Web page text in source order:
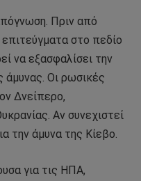
Πριν από
στο πεδίο
να εξασφαλίσει την
άμυνας. Οι ρωσικές
Δνείπερο,
Αν συνεχιστεί
την άμυνα της Κίεβο.
για τις ΗΠΑ,